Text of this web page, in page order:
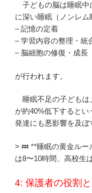
子どもの脳は睡眠中
に深い睡眠（ノンレム
– 記憶の定着
– 学習内容の整理・統
– 脳細胞の修復・成長
が行われます。
睡眠不足の子どもは
が約40%低下すると
発達にも悪影響を及ぼ
> 💤 **睡眠の黄金ルー
は8〜10時間、高校生
4: 保護者の役割